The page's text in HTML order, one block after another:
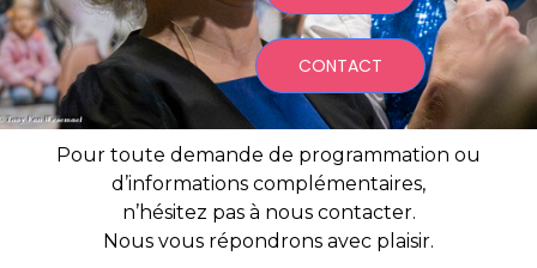
CONTACT
Pour toute demande de programmation ou
d’informations complémentaires,
n’hésitez pas à nous contacter.
Nous vous répondrons avec plaisir.